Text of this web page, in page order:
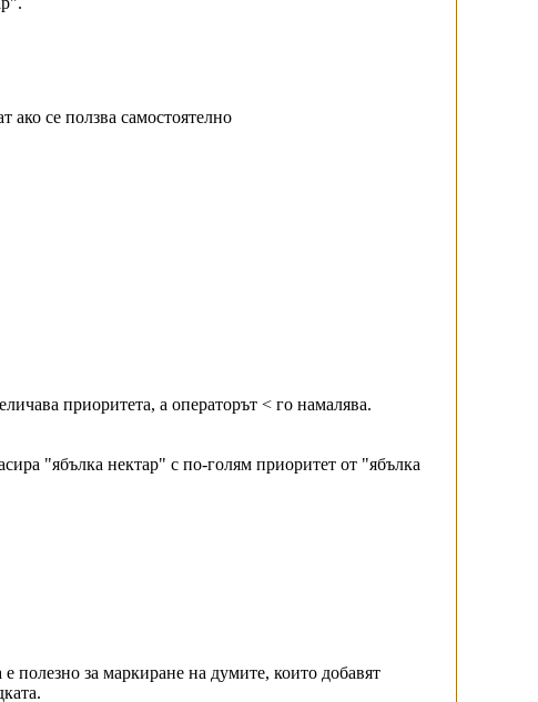
ако се ползва самостоятелно
приоритета, а операторът < го намалява.
"ябълка нектар" с по-голям приоритет от "ябълка
полезно за маркиране на думите, които добавят